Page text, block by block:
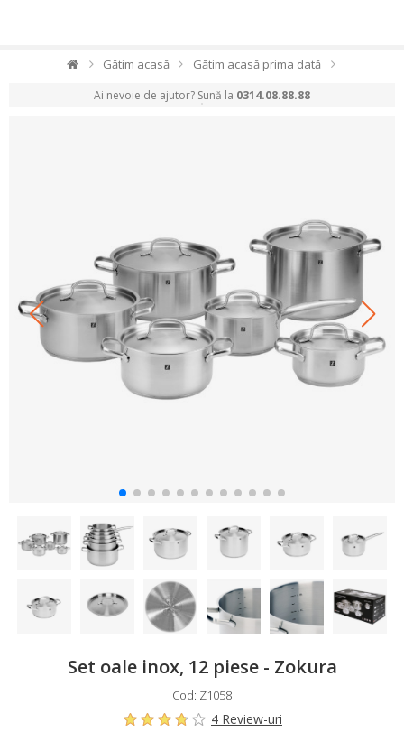
Gătim acasă Gătim acasă prima dată
Ai nevoie de ajutor? Sună la 0314.08.88.88
Set oale inox, 12 piese - Zokura
Cod: Z1058
4 Review-uri